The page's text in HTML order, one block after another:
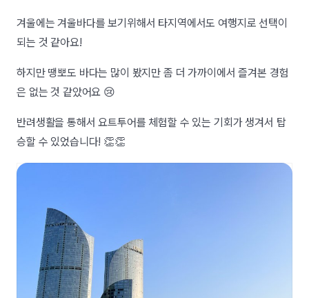
겨울에는 겨울바다를 보기위해서 타지역에서도 여행지로 선택이
되는 것 같아요!
하지만 땡뽀도 바다는 많이 봤지만 좀 더 가까이에서 즐겨본 경험
은 없는 것 같았어요 😢
반려생활을 통해서 요트투어를 체험할 수 있는 기회가 생겨서 탑
승할 수 있었습니다! 👏👏